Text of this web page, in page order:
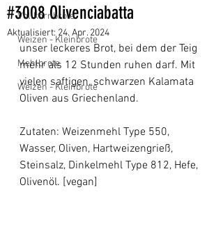
Vollkornbrote
Weizen - Kleinbrote
Mehlbrote
Weizen - Kleinbrote
#3008 Olivenciabatta
Aktualisiert:24. Apr. 2024
unser leckeres Brot, bei dem der Teig
mehr als 12 Stunden ruhen darf. Mit
vielen saftigen, schwarzen Kalamata
Oliven aus Griechenland.
Zutaten: Weizenmehl Type 550,
Wasser, Oliven, Hartweizengrieß,
Steinsalz, Dinkelmehl Type 812, Hefe,
Olivenöl. [vegan]